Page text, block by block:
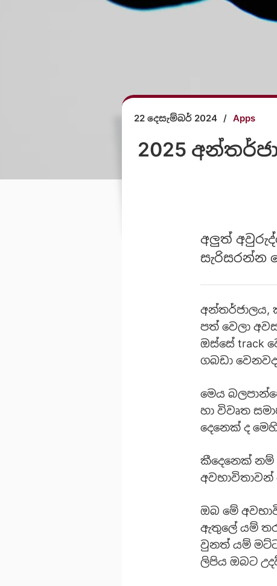
22 දෙසැම්බර් 2024 / Apps
2025
අලුත්
සැරිසරන්න
අන්තර්ජාලය,
පත් වෙලා
ඔස්සේ track
ගබඩා
මෙය
හා විවෘත
දෙනෙක් ද
කීදෙනෙක් නම්
ඔබ මේ
ඇතුලේ යම්
වුනත් යම්
ලිපිය ඔබට